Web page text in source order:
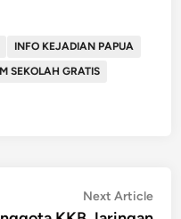
INFO KEJADIAN PAPUA
SEKOLAH GRATIS
Next Article